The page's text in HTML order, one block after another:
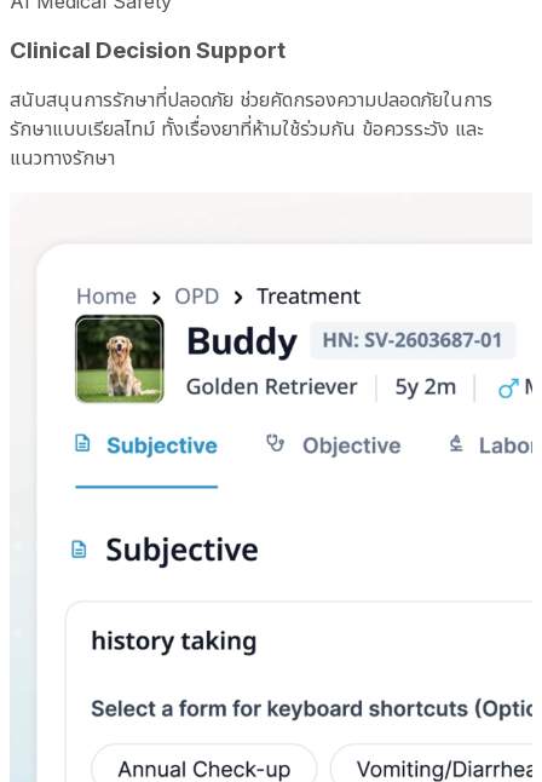
Clinical Decision Support
สนับสนุนการรักษาที่ปลอดภัย ช่วยคัดกรองความปลอดภัยในการ
รักษาแบบเรียลไทม์ ทั้งเรื่องยาที่ห้ามใช้ร่วมกัน ข้อควรระวัง และ
แนวทางรักษา